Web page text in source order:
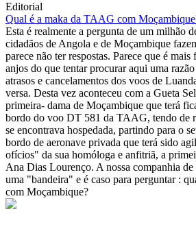
Editorial
Qual é a maka da TAAG com
Esta é realmente a pergunta de um milhão
cidadãos de Angola e de Moçambique
parece não ter respostas. Parece que é
anjos do que tentar procurar aqui uma
atrasos e cancelamentos dos voos de
versa. Desta vez aconteceu com a Gueta
primeira- dama de Moçambique que terá
bordo do voo DT 581 da TAAG, tendo de
se encontrava hospedada, partindo para o
bordo de aeronave privada que terá sido
ofícios" da sua homóloga e anfitriã, a
Ana Dias Lourenço. A nossa companhia de
uma "bandeira" e é caso para perguntar :
com Moçambique?